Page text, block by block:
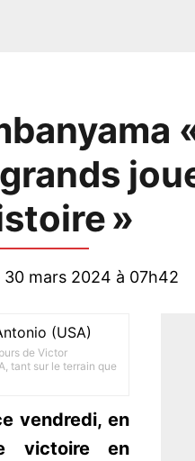
»
30 mars 2024 à 07h42
(USA)
de Victor
tant sur le terrain que
vendredi, en
victoire en